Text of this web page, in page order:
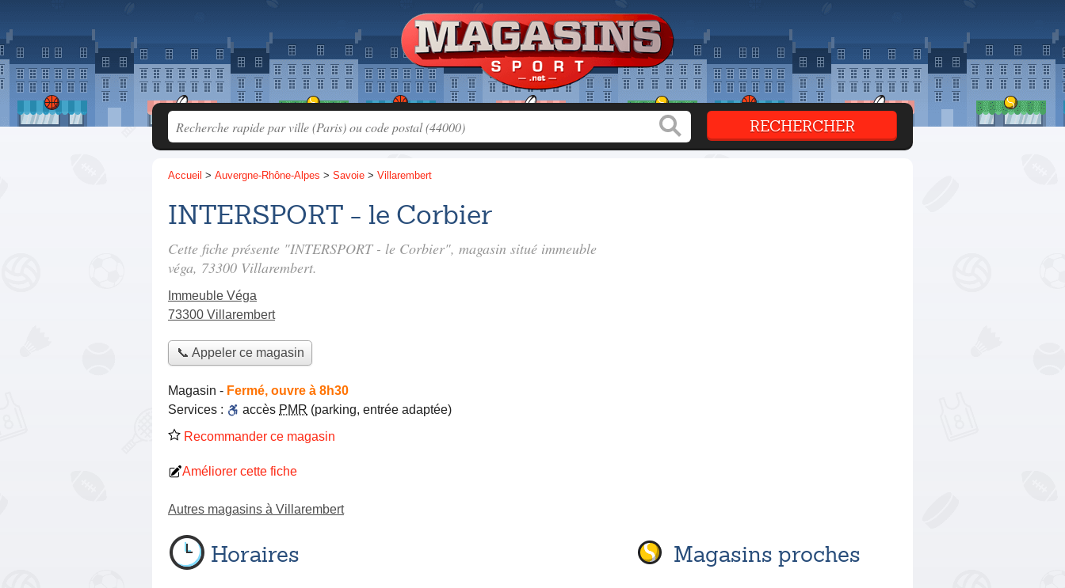
Accueil > Auvergne-Rhône-Alpes > Savoie > Villarembert
INTERSPORT - le Corbier
Cette fiche présente "INTERSPORT - le Corbier", magasin situé immeuble
véga, 73300 Villarembert.
Immeuble Véga
73300 Villarembert
📞 Appeler ce magasin
Magasin - Fermé, ouvre à 8h30
Services :
accès PMR (parking, entrée adaptée)
Recommander ce magasin
Améliorer cette fiche
Autres magasins à Villarembert
Horaires Magasins proches